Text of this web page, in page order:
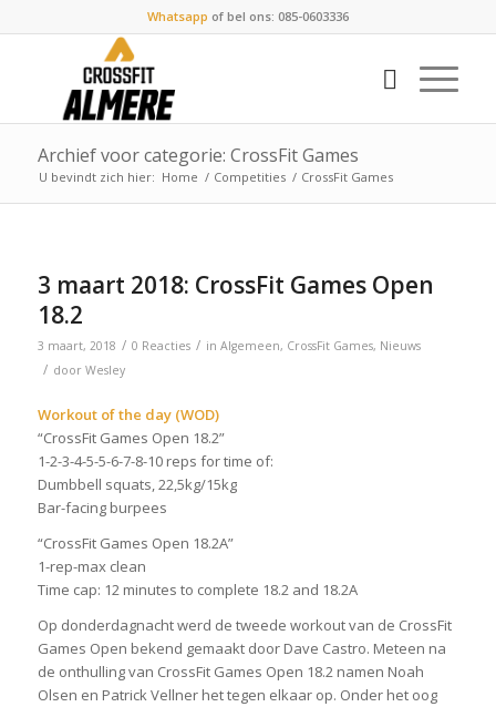
Whatsapp of bel ons: 085-0603336
Archief voor categorie: CrossFit Games
U bevindt zich hier: Home / Competities / CrossFit Games
3 maart 2018: CrossFit Games Open
18.2
3 maart, 2018 / 0 Reacties / in Algemeen, CrossFit Games, Nieuws
/ door Wesley
Workout of the day (WOD)
“CrossFit Games Open 18.2”
1-2-3-4-5-5-6-7-8-10 reps for time of:
Dumbbell squats, 22,5kg/15kg
Bar-facing burpees
“CrossFit Games Open 18.2A”
1-rep-max clean
Time cap: 12 minutes to complete 18.2 and 18.2A
Op donderdagnacht werd de tweede workout van de CrossFit
Games Open bekend gemaakt door Dave Castro. Meteen na
de onthulling van CrossFit Games Open 18.2 namen Noah
Olsen en Patrick Vellner het tegen elkaar op. Onder het oog